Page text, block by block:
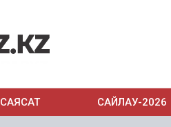
САЯСАТ САЙЛАУ-2026